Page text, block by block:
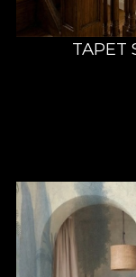
TAPET